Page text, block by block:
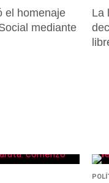
el homenaje
mediante
La